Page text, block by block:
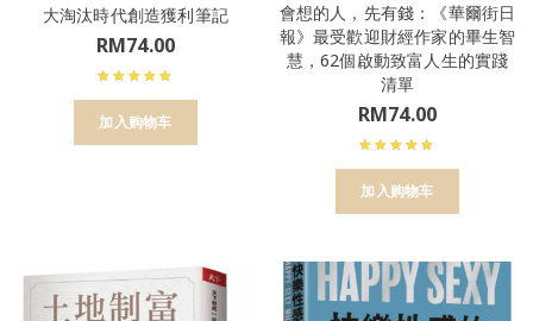
大淘汰時代創造獲利筆記
RM74.00
加入购物车
會想的人，先有錢：《華爾街日
報》最受歡迎財經作家的畢生智
慧，62個啟動致富人生的實踐
清單
RM74.00
加入购物车